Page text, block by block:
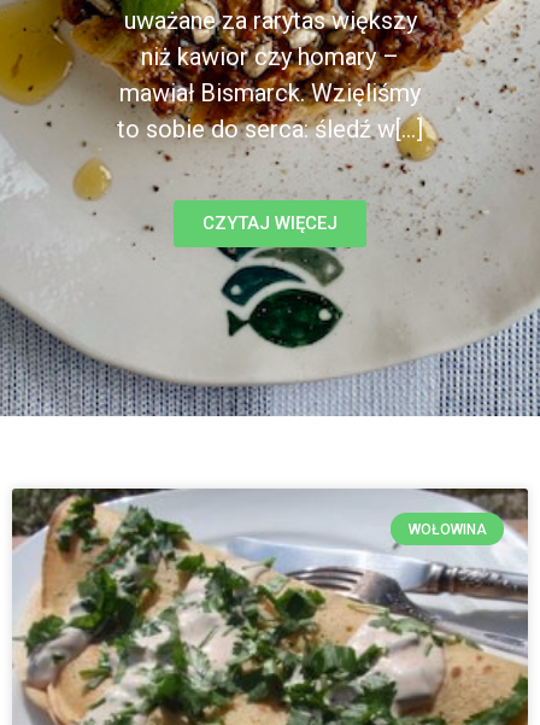
uważane za rarytas większy
niż kawior czy homary –
mawiał Bismarck. Wzięliśmy
to sobie do serca: śledź w[...]
CZYTAJ WIĘCEJ
WOŁOWINA